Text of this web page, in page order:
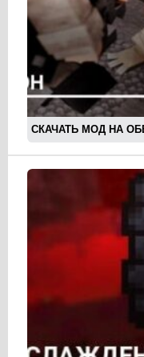
СКАЧАТЬ МОД НА